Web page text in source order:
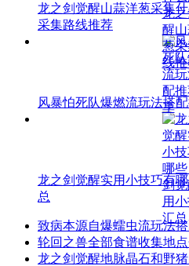
龙之剑觉醒山蒜洋葱采集
采集路线推荐
风暴怕死队爆燃流玩法搭
龙之剑觉醒实用小技巧有
总
致病本源自爆蠕虫流玩法
轮回之兽全部食谱收集地
龙之剑觉醒地脉晶石和野